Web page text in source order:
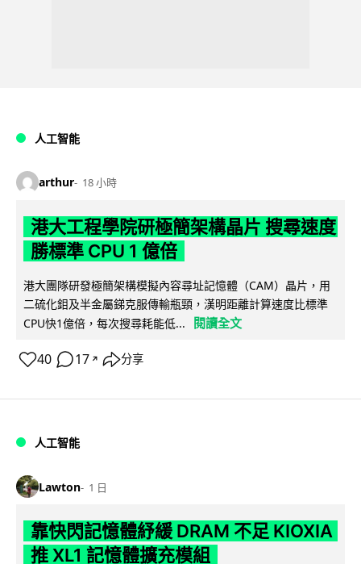
人工智能
arthur 18 小時
港大工程學院研極簡架構晶片 搜尋速度
勝標準 CPU 1 億倍
港大團隊研發極簡架構模擬內容尋址記憶體（CAM）晶片，用
二硫化鉬及半金屬銻克服傳輸瓶頸，漢明距離計算速度比標準
CPU快1億倍，每次搜尋耗能低...
閱讀全文
40 17 ↗ 分享
人工智能
Lawton 1 日
靠快閃記憶體紓緩 DRAM 不足 KIOXIA
推 XL1 記憶體擴充模組